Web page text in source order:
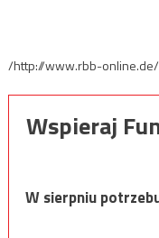
/http://www.rbb-online.de/
Wspieraj
W sierpniu